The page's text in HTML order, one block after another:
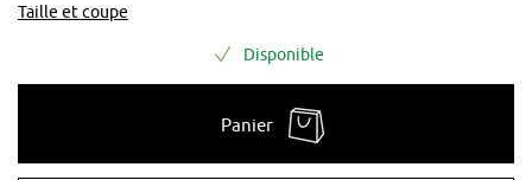
Taille et coupe
Disponible
Panier